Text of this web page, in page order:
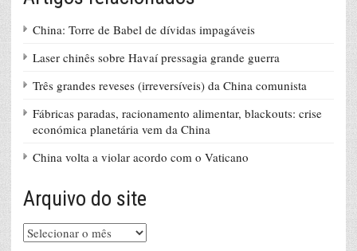
China: Torre de Babel de dívidas impagáveis
Laser chinês sobre Havaí pressagia grande guerra
Três grandes reveses (irreversíveis) da China comunista
Fábricas paradas, racionamento alimentar, blackouts: crise
económica planetária vem da China
China volta a violar acordo com o Vaticano
Arquivo do site
Arquivo
do